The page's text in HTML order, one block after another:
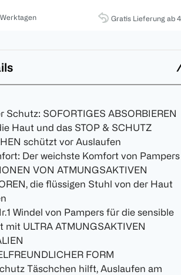
Gratis Lieferung ab
Schutz: SOFORTIGES ABSORBIEREN
Haut und das STOP & SCHUTZ
schützt vor Auslaufen
Der weichste Komfort von Pampers
VON ATMUNGSAKTIVEN
die flüssigen Stuhl von der Haut
Windel von Pampers für die sensible
mit ULTRA ATMUNGSAKTIVEN
FORM
Täschchen hilft, Auslaufen am